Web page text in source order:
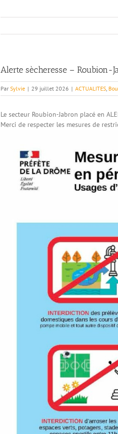
Alerte sècheresse – Roubion-
ParSylvie | 29 juillet 2026 | ACTUALITES
Le secteur Roubion-Jabron placé en
Merci de respecter les mesures de